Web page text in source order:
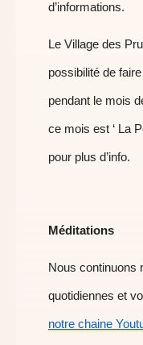
d’informations.
Le Village des
possibilité de faire
pendant le mois
ce mois est ‘ La
pour plus d’info.
Méditations
Nous continuons
quotidiennes et
notre chaine